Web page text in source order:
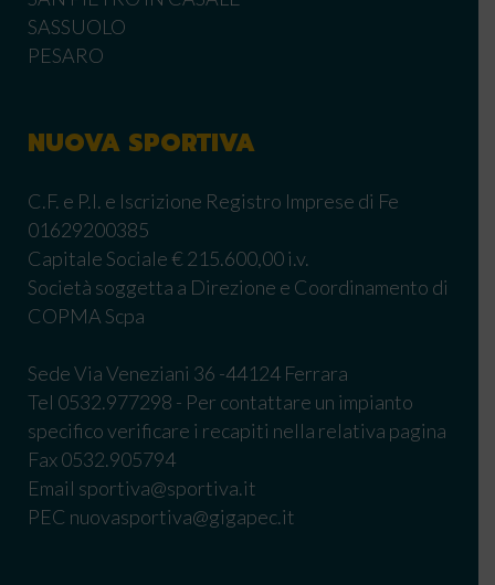
SASSUOLO
PESARO
NUOVA SPORTIVA
C.F. e P.I. e Iscrizione Registro Imprese di Fe
01629200385
Capitale Sociale € 215.600,00 i.v.
Società soggetta a Direzione e Coordinamento di
COPMA Scpa
Sede Via Veneziani 36 -44124 Ferrara
Tel 0532.977298 - Per contattare un impianto
specifico verificare i recapiti nella relativa pagina
Fax 0532.905794
Email sportiva@sportiva.it
PEC nuovasportiva@gigapec.it